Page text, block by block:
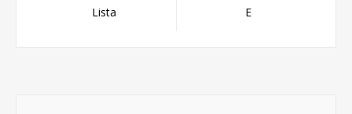
Lista E